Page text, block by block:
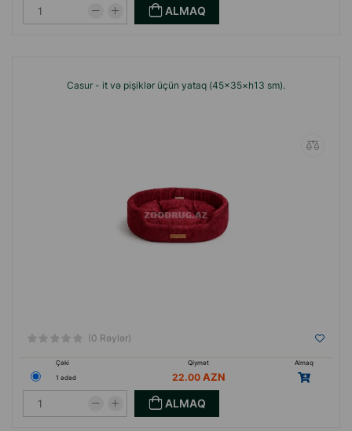
ALMAQ
Casur - it və pişiklər üçün yataq (45×35×h13 sm).
(0 Rəylər)
Çəki Qiymət
Almaq
1 ədəd
22.00
ALMAQ